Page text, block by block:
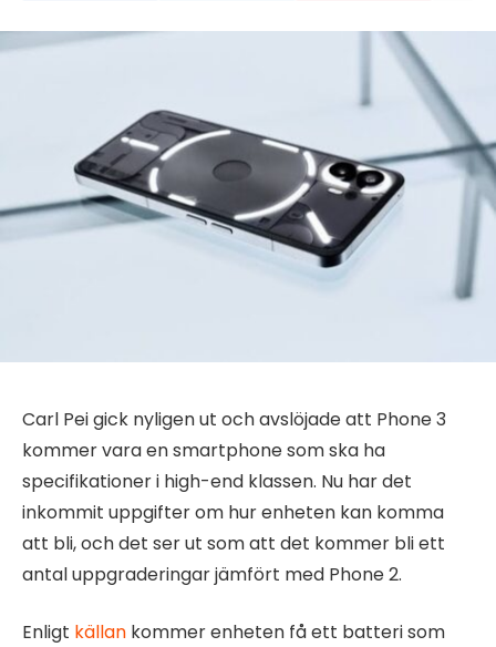
Carl Pei gick nyligen ut och avslöjade att Phone 3
kommer vara en smartphone som ska ha
specifikationer i high-end klassen. Nu har det
inkommit uppgifter om hur enheten kan komma
att bli, och det ser ut som att det kommer bli ett
antal uppgraderingar jämfört med Phone 2.
Enligt källan kommer enheten få ett batteri som